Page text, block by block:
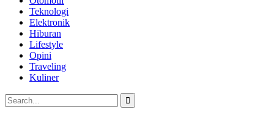
Teknologi
Elektronik
Hiburan
Lifestyle
Opini
Traveling
Kuliner